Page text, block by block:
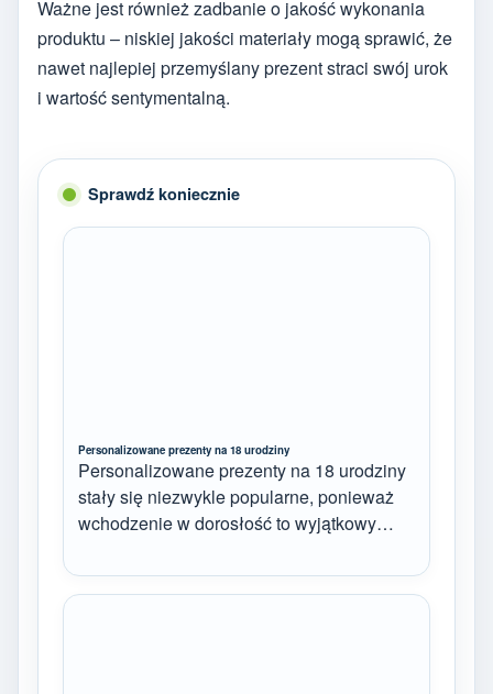
Ważne jest również zadbanie o jakość wykonania
produktu – niskiej jakości materiały mogą sprawić, że
nawet najlepiej przemyślany prezent straci swój urok
i wartość sentymentalną.
Sprawdź koniecznie
Personalizowane prezenty na 18 urodziny
Personalizowane prezenty na 18 urodziny
stały się niezwykle popularne, ponieważ
wchodzenie w dorosłość to wyjątkowy…